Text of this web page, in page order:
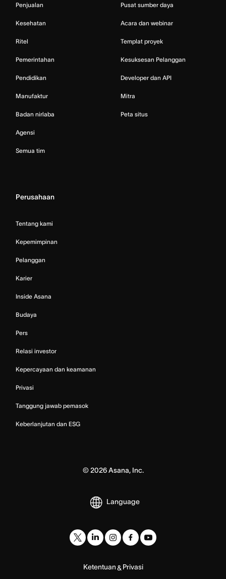
Penjualan
Kesehatan
Ritel
Pemerintahan
Pendidikan
Manufaktur
Badan nirlaba
Agensi
Semua tim
Pusat sumber daya
Acara dan webinar
Templat proyek
Kesuksesan Pelanggan
Developer dan API
Mitra
Peta situs
Perusahaan
Tentang kami
Kepemimpinan
Pelanggan
Karier
Inside Asana
Budaya
Pers
Relasi investor
Kepercayaan dan keamanan
Privasi
Tanggung jawab pemasok
Keberlanjutan dan ESG
© 2026Asana, Inc.
Language
Ketentuan& Privasi